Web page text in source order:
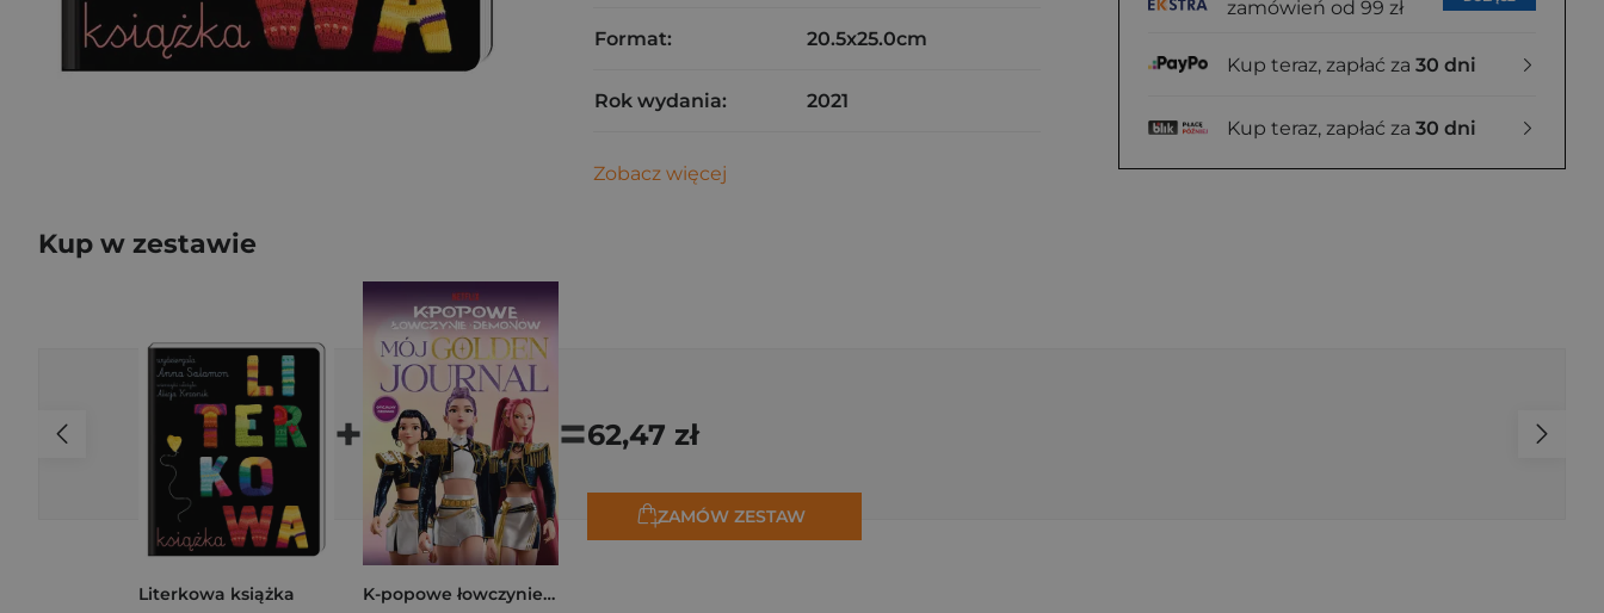
zamówień od 99 zł
Kup teraz, zapłać za 30 dni
Kup teraz, zapłać za 30 dni
Format: 20.5x25.0cm
Rok wydania: 2021
Zobacz więcej
Kup w zestawie
Literkowa książka
+
K-popowe łowczynie demonów. Mój golden journal. Oficjalny dziennik
=62,47 zł
ZAMÓW ZESTAW